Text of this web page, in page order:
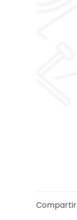
Compartir